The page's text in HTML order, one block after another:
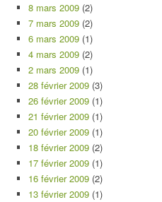
8 mars 2009 (2)
7 mars 2009 (2)
6 mars 2009 (1)
4 mars 2009 (2)
2 mars 2009 (1)
28 février 2009 (3)
26 février 2009 (1)
21 février 2009 (1)
20 février 2009 (1)
18 février 2009 (2)
17 février 2009 (1)
16 février 2009 (2)
13 février 2009 (1)